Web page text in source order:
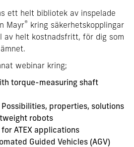
ett helt bibliotek av inspelade
Mayr® kring säkerhetskopplingar
av helt kostnadsfritt, för dig som
webinar kring;
torque-measuring shaft
properties, solutions
robots
ATEX applications
Guided Vehicles (AGV)